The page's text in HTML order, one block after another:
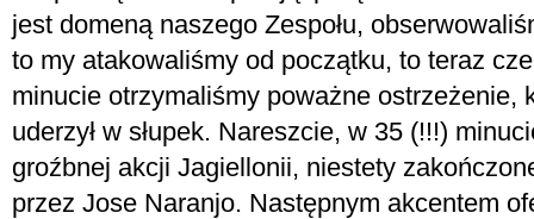
jest domeną naszego Zespołu,
to my atakowaliśmy od początku, to teraz
minucie otrzymaliśmy poważne ostrzeżenie,
uderzył w słupek. Nareszcie, w 35 (!!!)
groźbnej akcji Jagiellonii, niestety
przez Jose Naranjo. Następnym akcentem